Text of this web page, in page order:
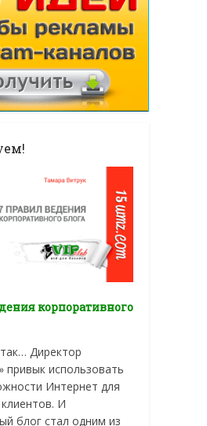
корпоративного
Директор
привык использовать
Интернет для
И
блог стал одним из